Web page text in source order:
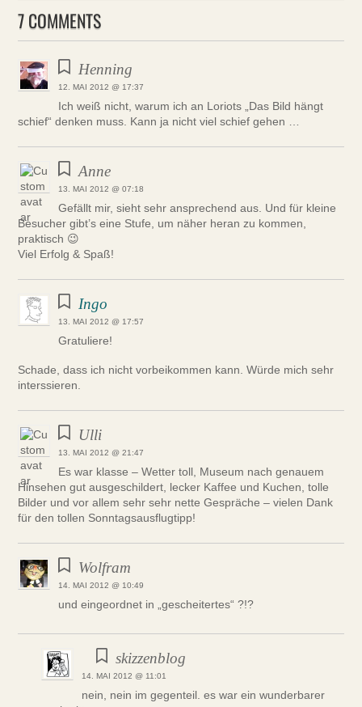
7 COMMENTS
Henning
12. MAI 2012 @ 17:37
Ich weiß nicht, warum ich an Loriots „Das Bild hängt
schief“ denken muss. Kann ja nicht viel schief gehen …
Anne
13. MAI 2012 @ 07:18
Gefällt mir, sieht sehr ansprechend aus. Und für kleine
Besucher gibt’s eine Stufe, um näher heran zu kommen,
praktisch 😉
Viel Erfolg & Spaß!
Ingo
13. MAI 2012 @ 17:57
Gratuliere!
Schade, dass ich nicht vorbeikommen kann. Würde mich sehr
interssieren.
Ulli
13. MAI 2012 @ 21:47
Es war klasse – Wetter toll, Museum nach genauem
Hinsehen gut ausgeschildert, lecker Kaffee und Kuchen, tolle
Bilder und vor allem sehr sehr nette Gespräche – vielen Dank
für den tollen Sonntagsausflugtipp!
Wolfram
14. MAI 2012 @ 10:49
und eingeordnet in „gescheitertes“ ?!?
skizzenblog
14. MAI 2012 @ 11:01
nein, nein im gegenteil. es war ein wunderbarer